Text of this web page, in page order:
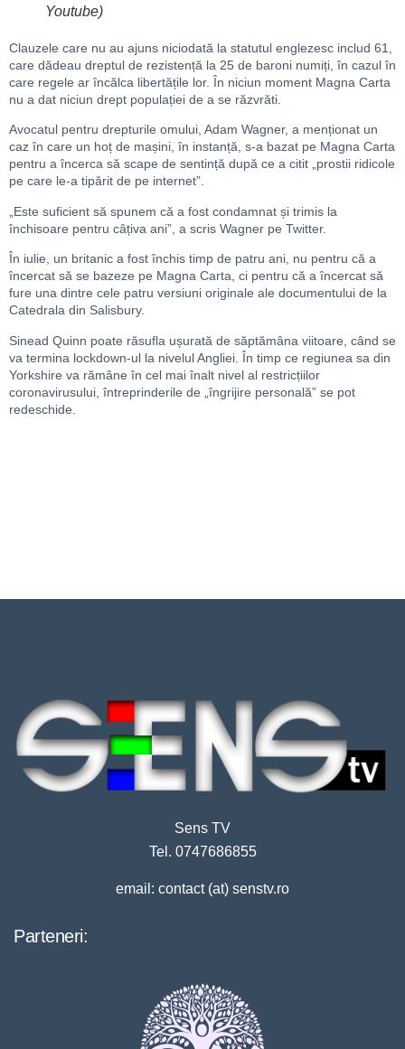
Youtube)
Clauzele care nu au ajuns niciodată la statutul englezesc includ 61,
care dădeau dreptul de rezistență la 25 de baroni numiți, în cazul în
care regele ar încălca libertățile lor. În niciun moment Magna Carta
nu a dat niciun drept populației de a se răzvrăti.
Avocatul pentru drepturile omului, Adam Wagner, a menționat un
caz în care un hoț de mașini, în instanță, s-a bazat pe Magna Carta
pentru a încerca să scape de sentință după ce a citit „prostii ridicole
pe care le-a tipărit de pe internet”.
„Este suficient să spunem că a fost condamnat și trimis la
închisoare pentru câțiva ani”, a scris Wagner pe Twitter.
În iulie, un britanic a fost închis timp de patru ani, nu pentru că a
încercat să se bazeze pe Magna Carta, ci pentru că a încercat să
fure una dintre cele patru versiuni originale ale documentului de la
Catedrala din Salisbury.
Sinead Quinn poate răsufla ușurată de săptămâna viitoare, când se
va termina lockdown-ul la nivelul Angliei. În timp ce regiunea sa din
Yorkshire va rămâne în cel mai înalt nivel al restricțiilor
coronavirusului, întreprinderile de „îngrijire personală” se pot
redeschide.
Sens TV
Tel. 0747686855
email: contact (at) senstv.ro
Parteneri: